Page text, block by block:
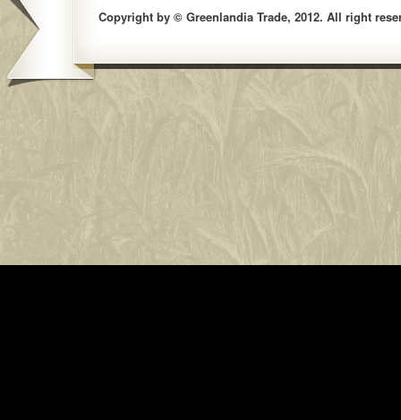
Copyright by © Greenlandia Trade, 2012. All right